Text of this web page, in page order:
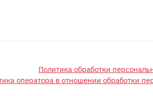
Политика обработки
оператора в отношении обработки